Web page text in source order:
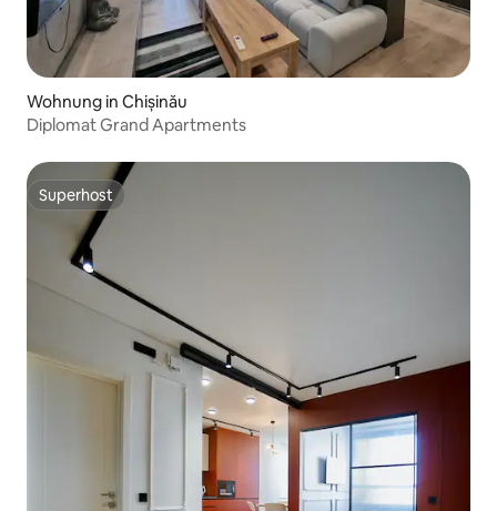
Wohnung in Chișinău
Diplomat Grand Apartments
Superhost
Superhost